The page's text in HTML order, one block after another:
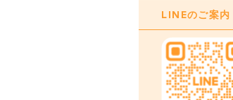
LINEのご案内